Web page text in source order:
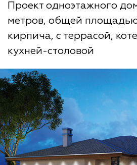
Проект одноэтажного
метров, общей
кирпича, с террасой,
кухней-столовой